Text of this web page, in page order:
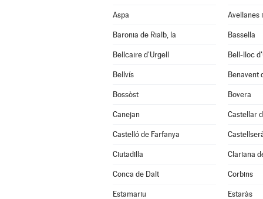
Aspa Avellanes
Baronia de Rialb, la Bassella
Bellcaire d'Urgell Bell-lloc
Bellvís Benavent
Bossòst Bovera
Canejan Castellar
Castelló de Farfanya
Ciutadilla Clariana
Conca de Dalt Corbins
Estamariu Estaràs